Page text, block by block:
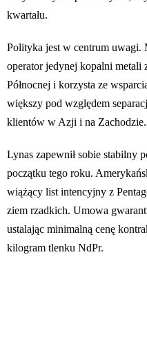
kwartału.
Polityka jest w centrum uwagi.
operator jedynej kopalni metali
Północnej i korzysta ze
większy pod względem
klientów w Azji i na Zachodzie.
Lynas zapewnił sobie stabilny
początku tego roku.
wiążący list intencyjny z
ziem rzadkich. Umowa
ustalając minimalną cenę
kilogram tlenku NdPr.